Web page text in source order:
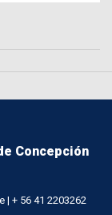
Concepción
| + 56 41 2203262